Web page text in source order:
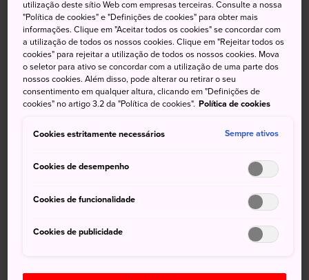
quiser viver uma pequena aventura, considere a trilha
Subashiri
, que é a trilha vermelha, um caminho um
pouco menos utilizado que se funde com a popularTrilha
Yoshida
entre a oitava estação e o cume.
Como chegar
A melhor maneira de acessar a área é de ônibus partindo
O ônibus que vai até a montanha parte da Estação
época de escalada. O trajeto dura cerca de 60 minutos. Da
a Estação Mishima e faça transferência para a Linha
utilização deste sítio Web com empresas terceiras. Consulte a nossa
"Política de cookies" e "Definições de cookies" para obter mais
informações. Clique em "Aceitar todos os cookies" se concordar com
a utilização de todos os nossos cookies. Clique em "Rejeitar todos os
cookies" para rejeitar a utilização de todos os nossos cookies. Mova
o seletor para ativo se concordar com a utilização de uma parte dos
nossos cookies. Além disso, pode alterar ou retirar o seu
consentimento em qualquer altura, clicando em "Definições de
cookies" no artigo 3.2 da "Política de cookies". Política de cookies
Cookies estritamente necessários Sempre ativos
Cookies de desempenho
Cookies de funcionalidade
Cookies de publicidade